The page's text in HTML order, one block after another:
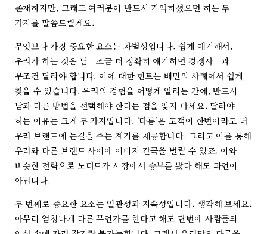
존재하지만, 그래도 여러분이 반드시 기억하셨으면 하는 두
가지를 말씀드릴게요.
무엇보다 가장 중요한 요소는 차별성입니다. 쉽게 얘기해서,
우리가 하는 것은 남―조금 더 정확히 얘기하면 경쟁사―과
무조건 달라야 합니다. 이에 대한 힌트는 배민의 사례에서 쉽게
찾을 수 있습니다. 우리의 경험을 어떻게 알리든 간에, 반드시
남과 다른 방법을 선택해야 한다는 점을 잊지 마세요. 달라야
하는 이유는 크게 두 가지입니다. ‘다름’은 고객이 한번이라도 더
우리 브랜드에 눈길을 주는 계기를 제공합니다. 그리고 이를 통해
우리와 다른 브랜드 사이에 이미지 간극을 벌릴 수 있죠. 이와
비슷한 전략으로 노티드가 시장에서 승부를 봤다 해도 과언이
아닙니다.
두 번째로 중요한 요소는 일관성과 지속성입니다. 생각해 보세요.
아무리 엄청나게 다른 무언가를 한다고 해도 단번에 사람들의